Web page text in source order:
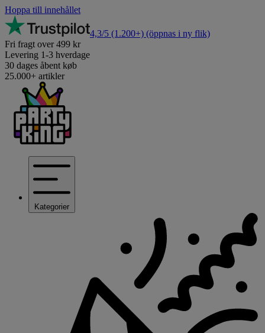
Hoppa till innehållet
4,3/5 (1.200+) (öppnas i ny flik)
Fri fragt over 499 kr
Levering 1-3 hverdage
30 dages åbent køb
25.000+ artikler
Kategorier